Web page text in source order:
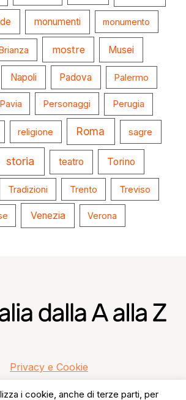
monumenti monumento
mostre Musei
Napoli Padova Palermo
Pavia Personaggi Perugia
religione Roma sagre
storia teatro Torino
Tradizioni Trento Treviso
Venezia Verona
Privacy e Cookie
i cookie, anche di terze parti, per